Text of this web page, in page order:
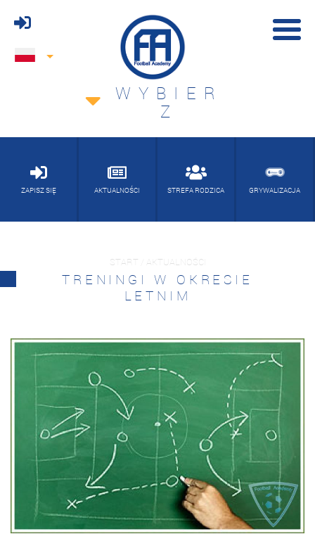
WYBIER
Z
ZAPISZ SIĘ AKTUALNOŚCI STREFA RODZICA GRYWALIZACJA
START / AKTUALNOŚCI
TRENINGI W OKRESIE
LETNIM